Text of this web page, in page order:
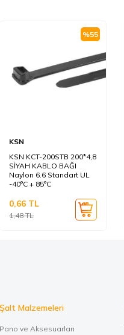
%55
KSN
KSN KCT-200STB 200*4,8
SİYAH KABLO BAĞI
Naylon 6.6 Standart UL
-40°C + 85°C
1,48TL
0,66 TL
Şalt Malzemeleri
Pano ve Aksesuarları